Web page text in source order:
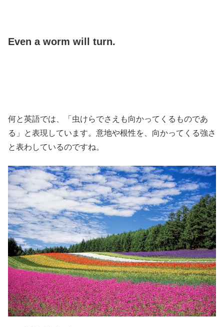
Even a worm will turn.
何と英語では、「虫けらでさえも向かってくるものであ
る」と表現しています。意地や根性を、向かってくる強さ
と表わしているのですね。